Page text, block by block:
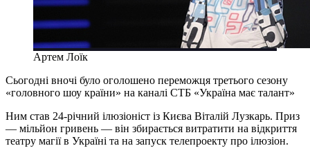
Артем Лоїк
Сьогодні вночі було оголошено переможця третього сезону
«головного шоу країни» на каналі СТБ «Україна має талант»
Ним став 24-річний ілюзіоніст із Києва Віталій Лузкарь. Приз
— мільйон гривень — він збирається витратити на відкриття
театру магії в Україні та на запуск телепроекту про ілюзіон.